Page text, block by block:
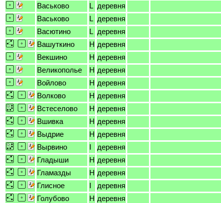
Васьково
L деревня
Васьково
L деревня
Васютино
L деревня
Вашуткино
H деревня
Векшино
H деревня
Великополье
H деревня
Войлово
H деревня
Волково
H деревня
Встеселово
H деревня
Вшивка
H деревня
Выдрие
H деревня
Вырвино
I
деревня
Гладыши
H деревня
Гламазды
H деревня
Глисное
I
деревня
Голубово
H деревня